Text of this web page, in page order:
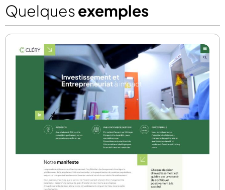
Quelquesexemples